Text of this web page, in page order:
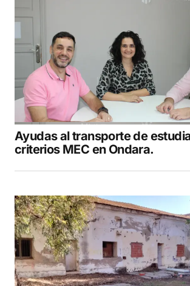
Ayudas al transporte de
criterios MEC en Ondara.